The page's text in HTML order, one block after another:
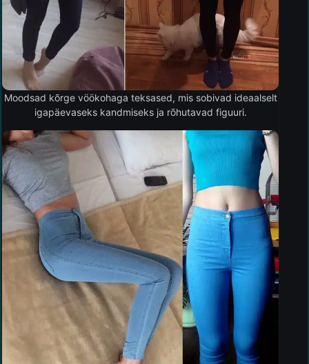
Moodsad kõrge vöökohaga teksased, mis sobivad ideaalselt
igapäevaseks kandmiseks ja rõhutavad figuuri.